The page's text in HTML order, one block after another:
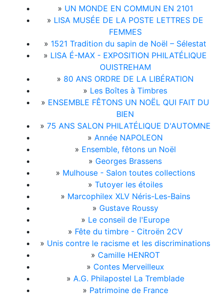
» UN MONDE EN COMMUN EN 2101
» LISA MUSÉE DE LA POSTE LETTRES DE
FEMMES
» 1521 Tradition du sapin de Noël – Sélestat
» LISA É-MAX - EXPOSITION PHILATÉLIQUE
OUISTREHAM
» 80 ANS ORDRE DE LA LIBÉRATION
» Les Boîtes à Timbres
» ENSEMBLE FÊTONS UN NOËL QUI FAIT DU
BIEN
» 75 ANS SALON PHILATÉLIQUE D'AUTOMNE
» Année NAPOLEON
» Ensemble, fêtons un Noël
» Georges Brassens
» Mulhouse - Salon toutes collections
» Tutoyer les étoiles
» Marcophilex XLV Néris-Les-Bains
» Gustave Roussy
» Le conseil de l'Europe
» Fête du timbre - Citroën 2CV
» Unis contre le racisme et les discriminations
» Camille HENROT
» Contes Merveilleux
» A.G. Philapostel La Tremblade
» Patrimoine de France